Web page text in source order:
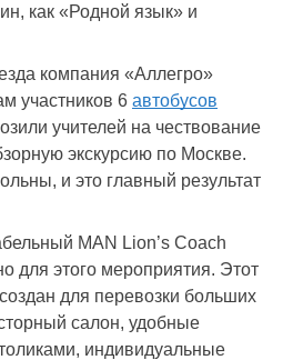
как «Родной язык» и
компания «Аллегро»
участников 6 автобусов
учителей на чествование
экскурсию по Москве.
и это главный результат
MAN Lion’s Coach
для этого мероприятия. Этот
для перевозки больших
салон, удобные
индивидуальные